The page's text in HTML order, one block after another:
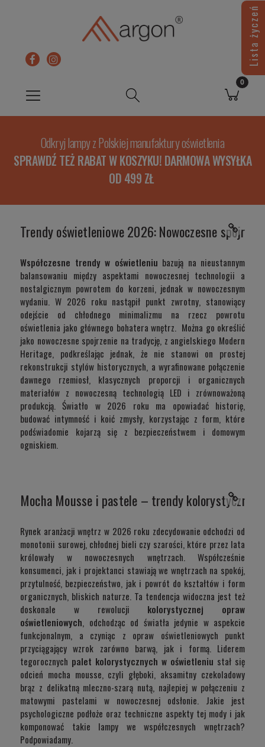
Odkryj lampy z Polskiej manufaktury oświetlenia
SPRAWDŹ TEŻ RABAT W KOSZYKU! DARMOWA WYSYŁKA
OD 499 ZŁ
Trendy oświetleniowe 2026: Nowoczesne
Współczesne trendy w oświetleniu bazują na nieustannym
balansowaniu między aspektami nowoczesnej technologii a
nostalgicznym powrotem do korzeni, jednak w nowoczesnym
wydaniu. W 2026 roku nastąpił punkt zwrotny, stanowiący
odejście od chłodnego minimalizmu na rzecz powrotu
oświetlenia jako głównego bohatera wnętrz. Można go określić
jako nowoczesne spojrzenie na tradycję, z angielskiego Modern
Heritage, podkreślając jednak, że nie stanowi on prostej
rekonstrukcji stylów historycznych, a wyrafinowane połączenie
dawnego rzemiosł, klasycznych proporcji i organicznych
materiałów z nowoczesną technologią LED i zrównoważoną
produkcją. Światło w 2026 roku ma opowiadać historię,
budować intymność i koić zmysły, korzystając z form, które
podświadomie kojarzą się z bezpieczeństwem i domowym
ogniskiem.
Mocha Mousse i pastele – trendy kolorystyczne
Rynek aranżacji wnętrz w 2026 roku zdecydowanie odchodzi od
monotonii surowej, chłodnej bieli czy szarości, które przez lata
królowały w nowoczesnych wnętrzach. Współcześnie
konsumenci, jak i projektanci stawiają we wnętrzach na spokój,
przytulność, bezpieczeństwo, jak i powrót do kształtów i form
organicznych, bliskich naturze. Ta tendencja widoczna jest też
doskonale w rewolucji kolorystycznej opraw
oświetleniowych , odchodząc od światła jedynie w aspekcie
funkcjonalnym, a czyniąc z opraw oświetleniowych punkt
przyciągający wzrok zarówno barwą, jak i formą. Liderem
tegorocznych palet kolorystycznych w oświetleniu stał się
odcień mocha mousse, czyli głęboki, aksamitny czekoladowy
brąz z delikatną mleczno-szarą nutą, najlepiej w połączeniu z
matowymi pastelami w nowoczesnej odsłonie. Jakie jest
psychologiczne podłoże oraz techniczne aspekty tej mody i jak
komponować takie lampy we współczesnych wnętrzach?
Podpowiadamy.
Lista życzeń